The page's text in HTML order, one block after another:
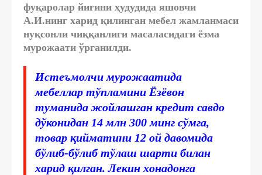
фуқаролар йиғини ҳудудида яшовчи
А.И.нинг харид қилинган мебел жамланмаси
нуқсонли чиққанлиги масаласидаги ёзма
мурожаати ўрганилди.
Истеъмолчи мурожаатида
мебеллар тўпламини Ёзёвон
туманида жойлашган кредит савдо
дўконидан 14 млн 300 минг сўмга,
товар қийматини 12 ой давомида
бўлиб-бўлиб тўлаш шарти билан
харид қилган. Лекин хонадонга